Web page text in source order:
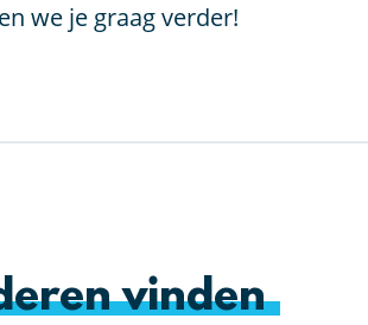
we je graag verder!
vinden